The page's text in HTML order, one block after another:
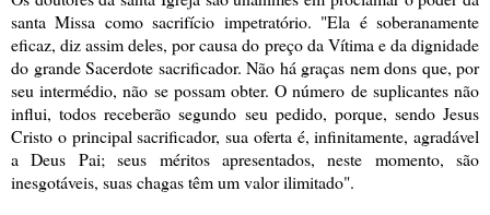
santa Missa como sacrifício impetratório. "Ela é soberanamente
eficaz, diz assim deles, por causa do preço da Vítima e da dignidade
do grande Sacerdote sacrificador. Não há graças nem dons que, por
seu intermédio, não se possam obter. O número de suplicantes não
influi, todos receberão segundo seu pedido, porque, sendo Jesus
Cristo o principal sacrificador, sua oferta é, infinitamente, agradável
a Deus Pai; seus méritos apresentados, neste momento, são
inesgotáveis, suas chagas têm um valor ilimitado".